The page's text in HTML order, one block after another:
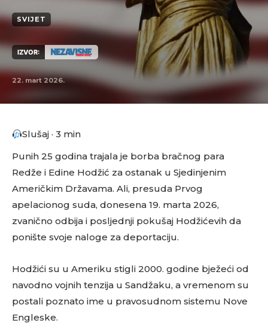
SVIJET
IZVOR:
22. mart 2026.
Slušaj · 3 min
Punih 25 godina trajala je borba bračnog para
Redže i Edine Hodžić za ostanak u Sjedinjenim
Američkim Državama. Ali, presuda Prvog
apelacionog suda, donesena 19. marta 2026,
zvanično odbija i posljednji pokušaj Hodžićevih da
ponište svoje naloge za deportaciju.
Hodžići su u Ameriku stigli 2000. godine bježeći od
navodno vojnih tenzija u Sandžaku, a vremenom su
postali poznato ime u pravosudnom sistemu Nove
Engleske.